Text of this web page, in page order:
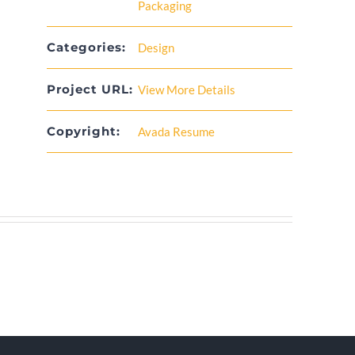
Packaging
Categories: Design
Project URL: View More Details
Copyright: Avada Resume